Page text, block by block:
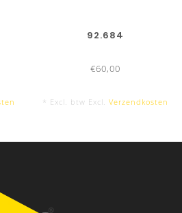
92.684
€60,00
* Excl. btw Excl. Verzendkosten